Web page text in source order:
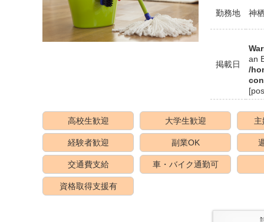
勤務地 神
掲載日
an
/
高校生歓迎 大学生歓迎
経験者歓迎 副業OK
交通費支給
車・バイク通勤可
資格取得支援有